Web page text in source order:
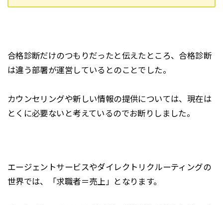
合格診断だけのつもりだったと伝えたところ、合格診断
は違う部署が運営しているとのことでした。
カウンセリングや新しい情報の提供については、現在は
とくに必要ないと考えているのでお断りしました。
エージェントサービスやダイレクトリクルーティングの
世界では、「求職者＝売上」となります。